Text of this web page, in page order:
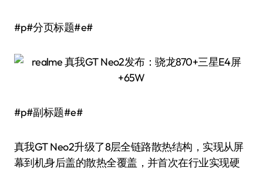
#p#分页标题#e#
#p#副标题#e#
真我GT Neo2升级了8层全链路散热结构，实现从屏
幕到机身后盖的散热全覆盖，并首次在行业实现硬